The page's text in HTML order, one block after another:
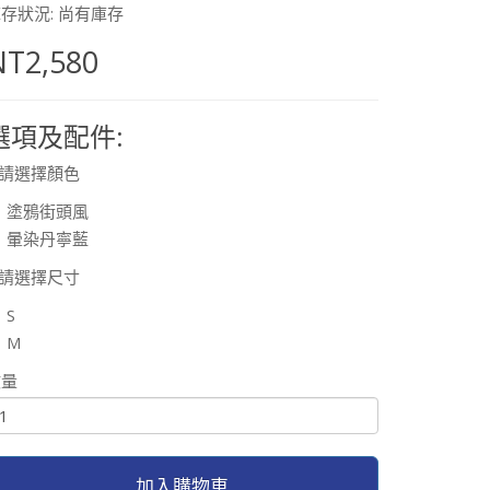
狀況: 尚有庫存
項及配件:
選擇顏色
塗鴉街頭風
暈染丹寧藍
選擇尺寸
S
M